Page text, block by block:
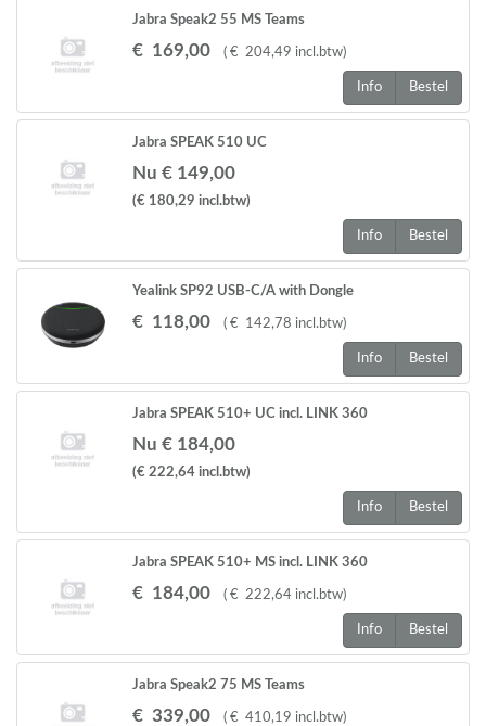
Jabra Speak2 55 MS Teams
€ 169,00 ( € 204,49 incl.btw)
Info Bestel
Jabra SPEAK 510 UC
Nu € 149,00
(€ 180,29 incl.btw)
Info Bestel
Yealink SP92 USB-C/A with Dongle
€ 118,00 ( € 142,78 incl.btw)
Info Bestel
Jabra SPEAK 510+ UC incl. LINK 360
Nu € 184,00
(€ 222,64 incl.btw)
Info Bestel
Jabra SPEAK 510+ MS incl. LINK 360
€ 184,00 ( € 222,64 incl.btw)
Info Bestel
Jabra Speak2 75 MS Teams
€ 339,00 ( € 410,19 incl.btw)